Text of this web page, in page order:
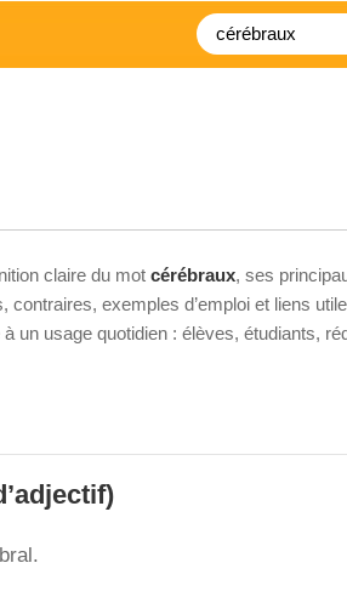
claire du mot cérébraux, ses
contraires, exemples d’emploi et liens
un usage quotidien : élèves, étudiants,